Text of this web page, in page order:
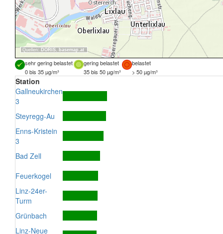
Quellen: DORIS, basemap.at
sehr gering belastet gering belastet
belastet
0 bis 35 µg/m³
35 bis 50 µg/m³ > 50 µg/m³
Station
Gallneukirchen
3
Steyregg-Au
Enns-Kristein
3
Bad Zell
Feuerkogel
Linz-24er-
Turm
Grünbach
Linz-Neue